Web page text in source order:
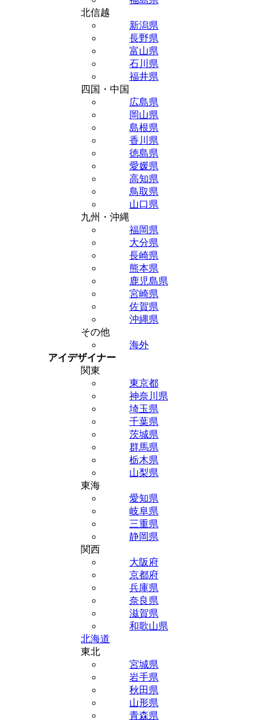
北信越
新潟県
長野県
富山県
石川県
福井県
四国・中国
広島県
岡山県
島根県
香川県
徳島県
愛媛県
高知県
鳥取県
山口県
九州・沖縄
福岡県
大分県
長崎県
熊本県
鹿児島県
宮崎県
佐賀県
沖縄県
その他
海外
アイデザイナー
関東
東京都
神奈川県
埼玉県
千葉県
茨城県
群馬県
栃木県
山梨県
東海
愛知県
岐阜県
三重県
静岡県
関西
大阪府
京都府
兵庫県
奈良県
滋賀県
和歌山県
北海道
東北
宮城県
岩手県
秋田県
山形県
青森県